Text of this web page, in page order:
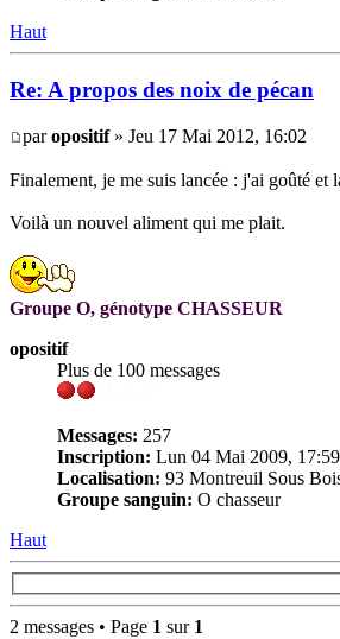
Haut
Re: A propos des noix de pécan
paropositif» Jeu 17 Mai 2012, 16:02
Finalement, je me suis lancée : j'ai goûté et
Voilà un nouvel aliment qui me plait.
Groupe O, génotype CHASSEUR
opositif
Plus de 100 messages
Messages: 257
Inscription: Lun 04 Mai 2009, 17:59
Localisation: 93 Montreuil Sous
Groupe sanguin: O chasseur
Haut
2 messages • Page 1 sur 1